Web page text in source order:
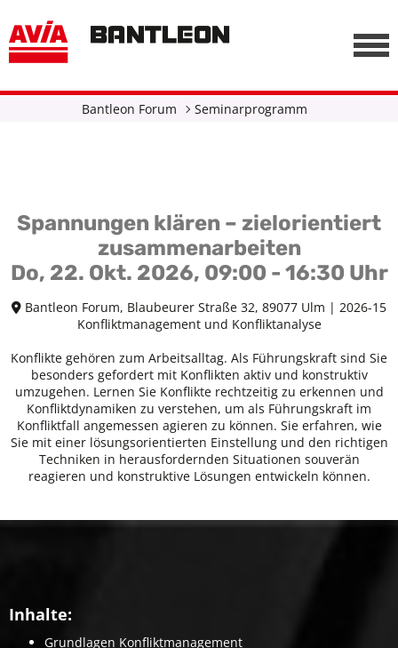
-->
Bantleon Forum Seminarprogramm
Spannungen klären – zielorientiert
zusammenarbeiten
Do, 22. Okt. 2026, 09:00 - 16:30 Uhr
Bantleon Forum, Blaubeurer Straße 32, 89077 Ulm | 2026-15
Konfliktmanagement und Konfliktanalyse
Konflikte gehören zum Arbeitsalltag. Als Führungskraft sind Sie
besonders gefordert mit Konflikten aktiv und konstruktiv
umzugehen. Lernen Sie Konflikte rechtzeitig zu erkennen und
Konfliktdynamiken zu verstehen, um als Führungskraft im
Konfliktfall angemessen agieren zu können. Sie erfahren, wie
Sie mit einer lösungsorientierten Einstellung und den richtigen
Techniken in herausfordernden Situationen souverän
reagieren und konstruktive Lösungen entwickeln können.
Inhalte:
Grundlagen Konfliktmanagement